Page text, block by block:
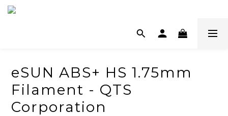
eSUN ABS+ HS 1.75mm
Filament - QTS
Corporation